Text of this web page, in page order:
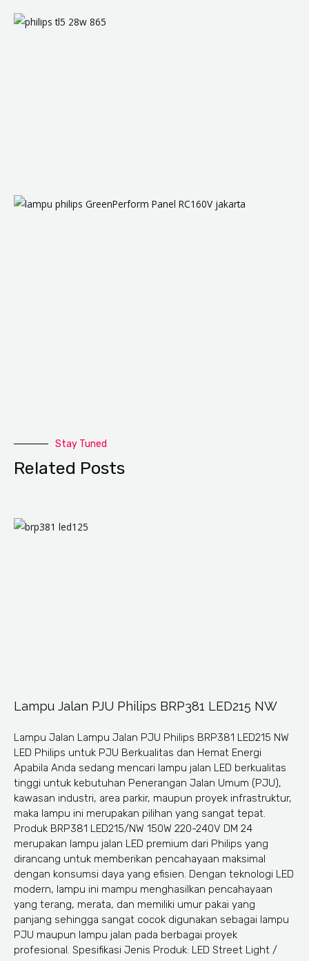
Stay Tuned
Related Posts
Lampu Jalan PJU Philips BRP381 LED215 NW
Lampu Jalan Lampu Jalan PJU Philips BRP381 LED215 NW
LED Philips untuk PJU Berkualitas dan Hemat Energi
Apabila Anda sedang mencari lampu jalan LED berkualitas
tinggi untuk kebutuhan Penerangan Jalan Umum (PJU),
kawasan industri, area parkir, maupun proyek infrastruktur,
maka lampu ini merupakan pilihan yang sangat tepat.
Produk BRP381 LED215/NW 150W 220-240V DM 24
merupakan lampu jalan LED premium dari Philips yang
dirancang untuk memberikan pencahayaan maksimal
dengan konsumsi daya yang efisien. Dengan teknologi LED
modern, lampu ini mampu menghasilkan pencahayaan
yang terang, merata, dan memiliki umur pakai yang
panjang sehingga sangat cocok digunakan sebagai lampu
PJU maupun lampu jalan pada berbagai proyek
profesional. Spesifikasi Jenis Produk: LED Street Light /